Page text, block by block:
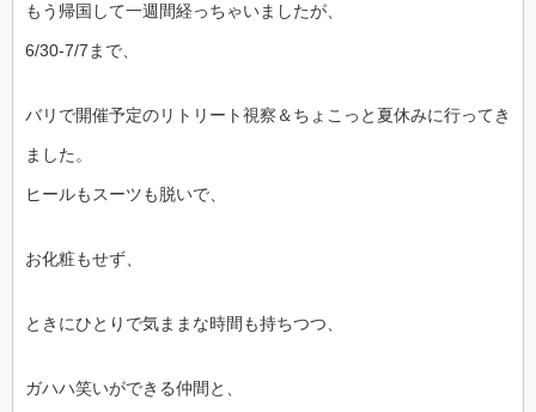
もう帰国して一週間経っちゃいましたが、
6/30-7/7まで、
バリで開催予定のリトリート視察＆ちょこっと夏休みに行ってき
ました。
ヒールもスーツも脱いで、
お化粧もせず、
ときにひとりで気ままな時間も持ちつつ、
ガハハ笑いができる仲間と、